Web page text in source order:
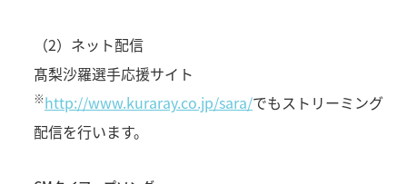
（2）ネット配信
髙梨沙羅選手応援サイト
※http://www.kuraray.co.jp/sara/でもストリーミング
配信を行います。